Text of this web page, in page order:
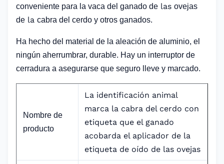
conveniente para la vaca del ganado de las ovejas
de la cabra del cerdo y otros ganados.
Ha hecho del material de la aleación de aluminio, el
ningún aherrumbrar, durable. Hay un interruptor de
cerradura a asegurarse que seguro lleve y marcado.
Nombre de
producto
La identificación animal
marca la cabra del cerdo con
etiqueta que el ganado
acobarda el aplicador de la
etiqueta de oído de las ovejas